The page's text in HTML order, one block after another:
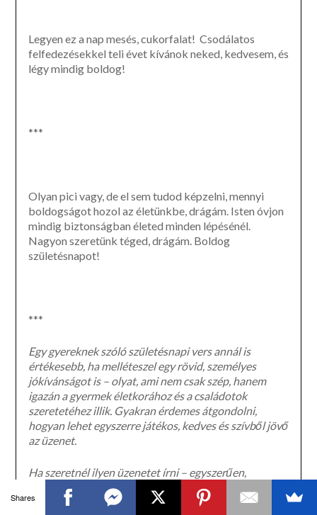
Legyen ez a nap mesés, cukorfalat! Csodálatos
felfedezésekkel teli évet kívánok neked, kedvesem, és
légy mindig boldog!
***
Olyan pici vagy, de el sem tudod képzelni, mennyi
boldogságot hozol az életünkbe, drágám. Isten óvjon
mindig biztonságban életed minden lépésénél.
Nagyon szeretünk téged, drágám. Boldog
születésnapot!
***
Egy gyereknek szóló születésnapi vers annál is
értékesebb, ha melléteszel egy rövid, személyes
jókívánságot is – olyat, ami nem csak szép, hanem
igazán a gyermek életkorához és a családotok
szeretetéhez illik. Gyakran érdemes átgondolni,
hogyan lehet egyszerre játékos, kedves és szívből jövő
az üzenet.
Ha szeretnél ilyen üzenetet írni – egyszerűen,
gyengéden és mégis személyesen –, érdemes elolvasni
egy külön cikkünket, ahol lépésről lépésre
Shares